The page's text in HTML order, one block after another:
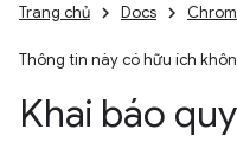
Trang chủ Docs
Thông tin này có hữu ích
Khai báo